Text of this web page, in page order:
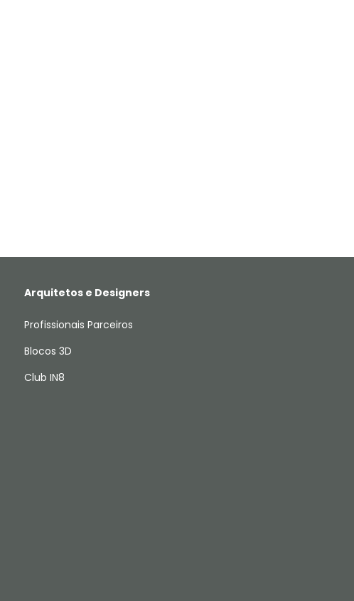
Arquitetos e Designers
Profissionais Parceiros
Blocos 3D
Club IN8